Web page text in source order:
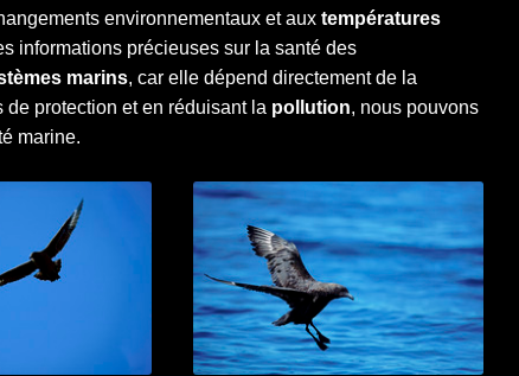
environnementaux et aux températures
informations précieuses sur la santé des
marins, car elle dépend directement de la
protection et en réduisant la pollution, nous pouvons
marine.